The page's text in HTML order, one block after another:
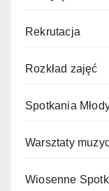
Rekrutacja
Rozkład zajęć
Spotkania
Warsztaty
Wiosenne